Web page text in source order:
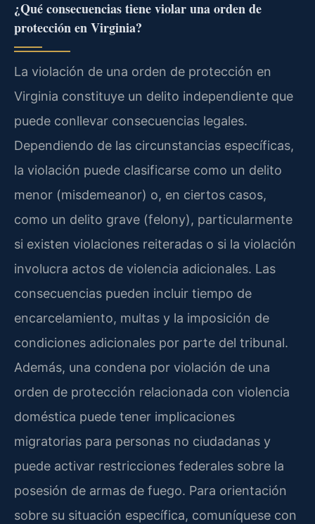
¿Qué consecuencias tiene violar una orden de
protección en Virginia?
La violación de una orden de protección en
Virginia constituye un delito independiente que
puede conllevar consecuencias legales.
Dependiendo de las circunstancias específicas,
la violación puede clasificarse como un delito
menor (misdemeanor) o, en ciertos casos,
como un delito grave (felony), particularmente
si existen violaciones reiteradas o si la violación
involucra actos de violencia adicionales. Las
consecuencias pueden incluir tiempo de
encarcelamiento, multas y la imposición de
condiciones adicionales por parte del tribunal.
Además, una condena por violación de una
orden de protección relacionada con violencia
doméstica puede tener implicaciones
migratorias para personas no ciudadanas y
puede activar restricciones federales sobre la
posesión de armas de fuego. Para orientación
sobre su situación específica, comuníquese con